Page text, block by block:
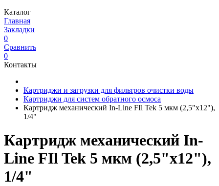
Каталог
Главная
Закладки
0
Сравнить
0
Контакты
Картриджи и загрузки для фильтров очистки воды
Картриджи для систем обратного осмоса
Картридж механический In-Line FIl Tek 5 мкм (2,5"x12"),
1/4"
Картридж механический In-
Line FIl Tek 5 мкм (2,5"x12"),
1/4"